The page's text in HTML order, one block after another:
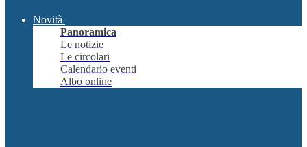
Novità
Panoramica
Le notizie
Le circolari
Calendario eventi
Albo online